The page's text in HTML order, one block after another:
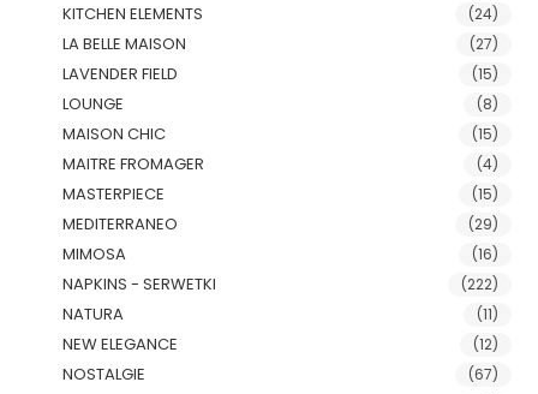
KITCHEN ELEMENTS (24)
LA BELLE MAISON (27)
LAVENDER FIELD (15)
LOUNGE (8)
MAISON CHIC (15)
MAITRE FROMAGER (4)
MASTERPIECE (15)
MEDITERRANEO (29)
MIMOSA (16)
NAPKINS - SERWETKI (222)
NATURA (11)
NEW ELEGANCE (12)
NOSTALGIE (67)